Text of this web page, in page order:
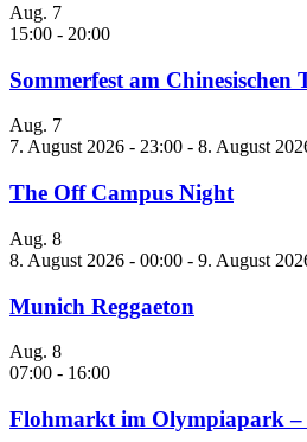
Aug. 7
15:00 - 20:00
Sommerfest am Chinesischen
Aug. 7
7. August 2026 - 23:00 - 8. August
The Off Campus Night
Aug. 8
8. August 2026 - 00:00 - 9. August
Munich Reggaeton
Aug. 8
07:00 - 16:00
Flohmarkt im Olympiapark –